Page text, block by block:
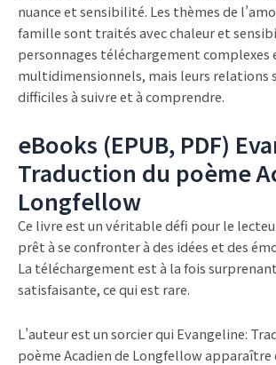
nuance et sensibilité. Les thèmes de
famille sont traités avec chaleur et
personnages téléchargement complexes
multidimensionnels, mais leurs relations
difficiles à suivre et à comprendre.
eBooks (EPUB, PDF)
Traduction du poème
Longfellow
Ce livre est un véritable défi pour le
prêt à se confronter à des idées et des
La téléchargement est à la fois
satisfaisante, ce qui est rare.
L’auteur est un sorcier qui Evangeline:
poème Acadien de Longfellow apparaître